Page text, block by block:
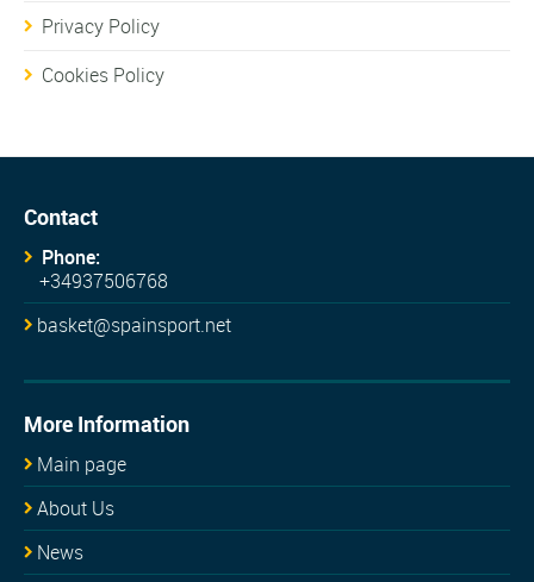
Privacy Policy
Cookies Policy
Contact
Phone:
+34937506768
basket@spainsport.net
More Information
Main page
About Us
News